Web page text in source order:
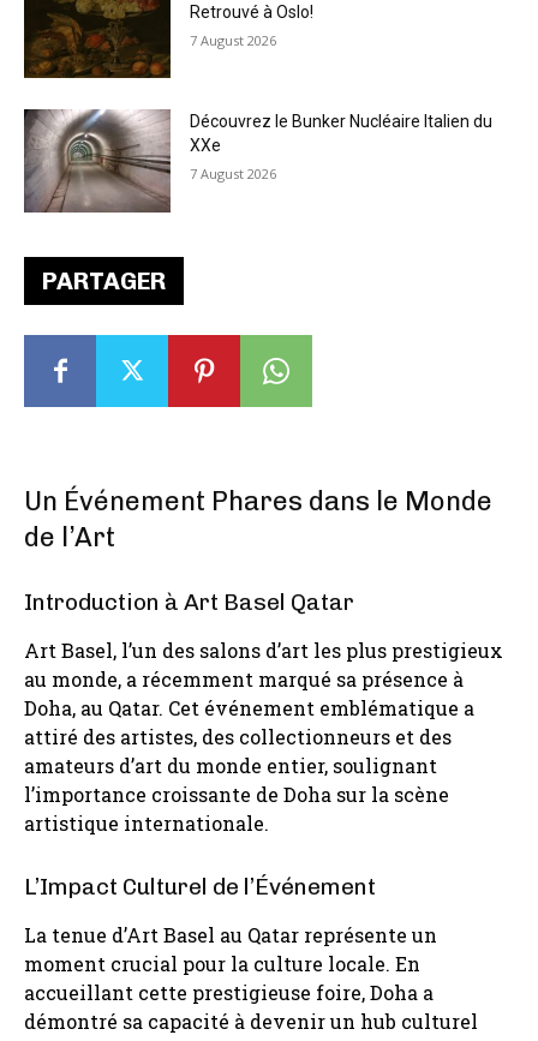
PARTAGER
Un Événement Phares dans le Monde
de l’Art
Introduction à Art Basel Qatar
Art Basel, l’un des salons d’art les plus prestigieux
au monde, a récemment marqué sa présence à
Doha, au Qatar. Cet événement emblématique a
attiré des artistes, des collectionneurs et des
amateurs d’art du monde entier, soulignant
l’importance croissante de Doha sur la scène
artistique internationale.
L’Impact Culturel de l’Événement
La tenue d’Art Basel au Qatar représente un
moment crucial pour la culture locale. En
accueillant cette prestigieuse foire, Doha a
démontré sa capacité à devenir un hub culturel
Retrouvé à Oslo!
7 August 2026
Découvrez le Bunker Nucléaire Italien du
XXe
7 August 2026